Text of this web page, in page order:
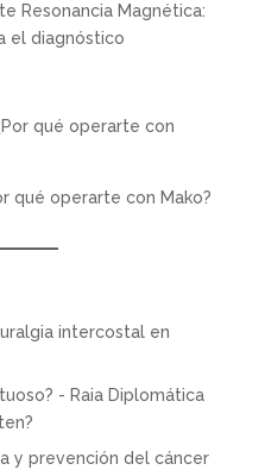
Resonancia Magnética:
el diagnóstico
qué operarte con Mako?
intercostalen
- Raia Diplomática
y prevención del cáncer